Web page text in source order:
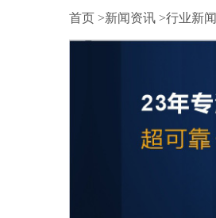
首页 >新闻资讯 >行业新闻